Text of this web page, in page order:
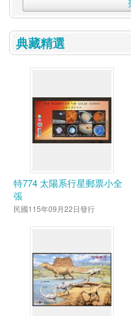
:::典藏精選
特774 太陽系行星郵票小全
張
民國115年09月22日發行